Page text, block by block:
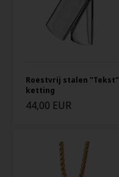
Roestvrij stalen "Tekst"
ketting
44,00 EUR